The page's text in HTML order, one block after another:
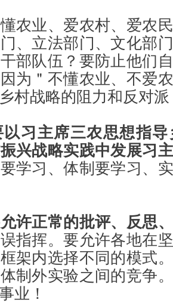
农业、爱农村、爱农
、立法部门、文化部
部队伍？要防止他们
为＂不懂农业、不爱
村战略的阻力和反对派
习主席三农思想指
兴战略实践中发展习
学习、体制要学习、
许正常的批评、反思
指挥。要允许各地在
架内选择不同的模式
制外实验之间的竞争
业！